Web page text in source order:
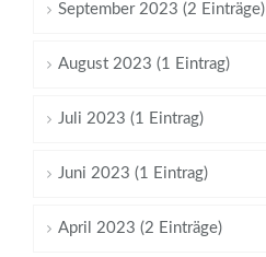
September 2023 (2 Einträge)
August 2023 (1 Eintrag)
Juli 2023 (1 Eintrag)
Juni 2023 (1 Eintrag)
April 2023 (2 Einträge)